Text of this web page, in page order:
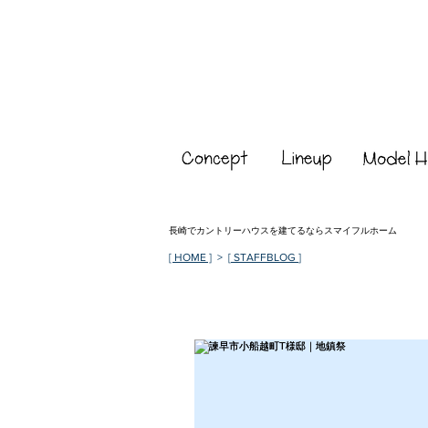
長崎でカントリーハウスを建てるならスマイフルホーム
[ HOME ] > [ STAFFBLOG ]